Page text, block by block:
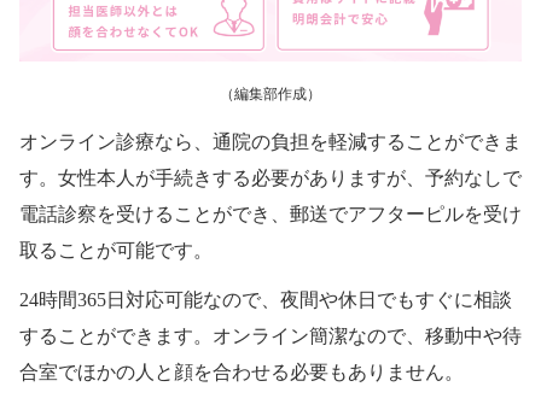
（編集部作成）
オンライン診療なら、通院の負担を軽減することができま
す。女性本人が手続きする必要がありますが、予約なしで
電話診察を受けることができ、郵送でアフターピルを受け
取ることが可能です。
24時間365日対応可能なので、夜間や休日でもすぐに相談
することができます。オンライン簡潔なので、移動中や待
合室でほかの人と顔を合わせる必要もありません。